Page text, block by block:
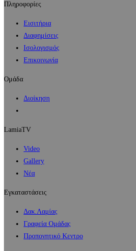
Πληροφορίες
Εισιτήρια
Διαφημίσεις
Ισολογισμός
Επικοινωνία
Ομάδα
Διοίκηση
LamiaTV
Video
Gallery
Νέα
Εγκαταστάσεις
Δακ.Λαμίας
Γραφεία Ομάδας
Προπονητικό Κεντρο